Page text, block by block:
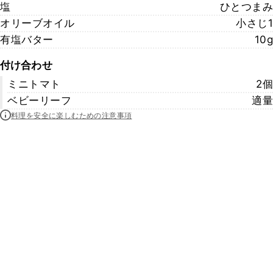
塩
ひとつまみ
オリーブオイル
小さじ1
有塩バター
10g
付け合わせ
ミニトマト
2個
ベビーリーフ
適量
料理を安全に楽しむための注意事項